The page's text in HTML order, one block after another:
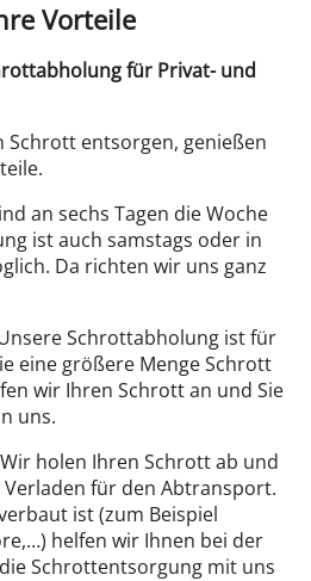
Vorteile
für Privat- und
Schrott entsorgen, genießen
an sechs Tagen die Woche
ist auch samstags oder in
Da richten wir uns ganz
Schrottabholung ist für
eine größere Menge Schrott
wir Ihren Schrott an und Sie
uns.
holen Ihren Schrott ab und
für den Abtransport.
ist (zum Beispiel
helfen wir Ihnen bei der
Schrottentsorgung mit uns